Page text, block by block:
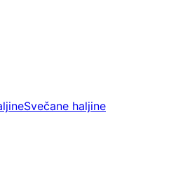
Svečane haljine